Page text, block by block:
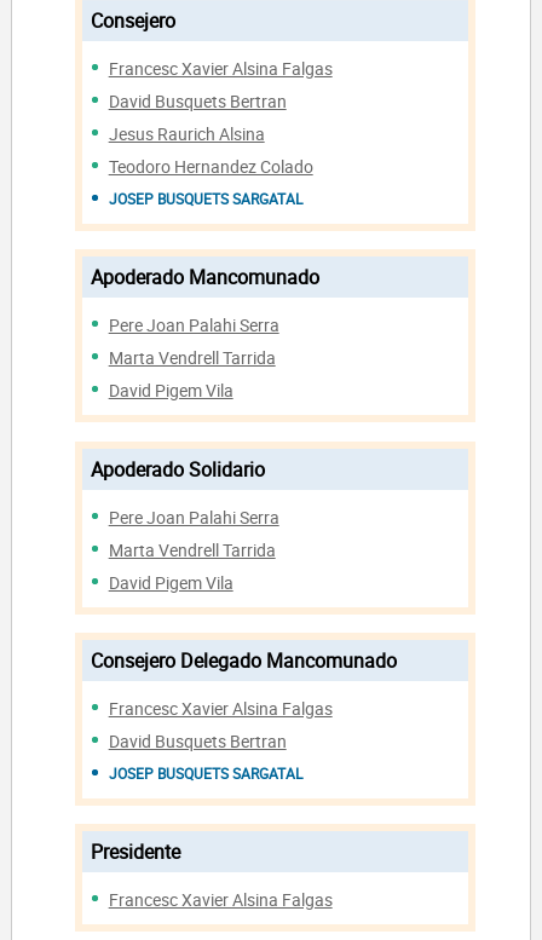
Consejero
Francesc Xavier Alsina Falgas
David Busquets Bertran
Jesus Raurich Alsina
Teodoro Hernandez Colado
JOSEP BUSQUETS SARGATAL
Apoderado Mancomunado
Pere Joan Palahi Serra
Marta Vendrell Tarrida
David Pigem Vila
Apoderado Solidario
Pere Joan Palahi Serra
Marta Vendrell Tarrida
David Pigem Vila
Consejero Delegado Mancomunado
Francesc Xavier Alsina Falgas
David Busquets Bertran
JOSEP BUSQUETS SARGATAL
Presidente
Francesc Xavier Alsina Falgas